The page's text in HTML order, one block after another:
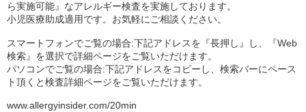
ら実施可能』なアレルギー検査を実施しております。
小児医療助成適用です。お気軽にご相談ください。
スマートフォンでご覧の場合:下記アドレスを『長押し』し、『Web
検索』を選択で詳細ページをご覧いただけます。
パソコンでご覧の場合:下記アドレスをコピーし、検索バーにペース
ト頂くと検査詳細ページをご覧いただけます。
www.allergyinsider.com/20min